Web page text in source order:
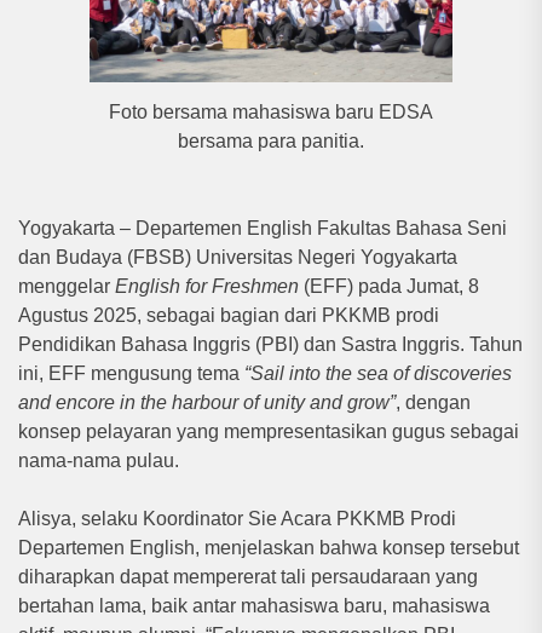
Foto bersama mahasiswa baru EDSA
bersama para panitia.
Yogyakarta – Departemen English Fakultas Bahasa Seni
dan Budaya (FBSB) Universitas Negeri Yogyakarta
menggelar English for Freshmen (EFF) pada Jumat, 8
Agustus 2025, sebagai bagian dari PKKMB prodi
Pendidikan Bahasa Inggris (PBI) dan Sastra Inggris. Tahun
ini, EFF mengusung tema “Sail into the sea of discoveries
and encore in the harbour of unity and grow”, dengan
konsep pelayaran yang mempresentasikan gugus sebagai
nama-nama pulau.
Alisya, selaku Koordinator Sie Acara PKKMB Prodi
Departemen English, menjelaskan bahwa konsep tersebut
diharapkan dapat mempererat tali persaudaraan yang
bertahan lama, baik antar mahasiswa baru, mahasiswa